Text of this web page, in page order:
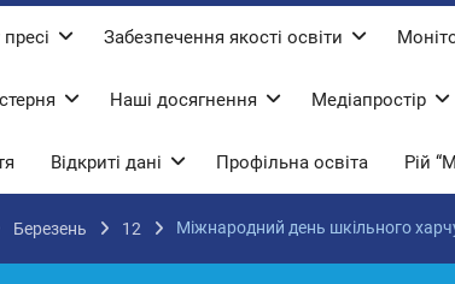
Забезпечення якості освіти
Наші досягнення Медіапростір
Відкриті дані Профільна освіта Рій
Березень 12 Міжнародний день шкільного